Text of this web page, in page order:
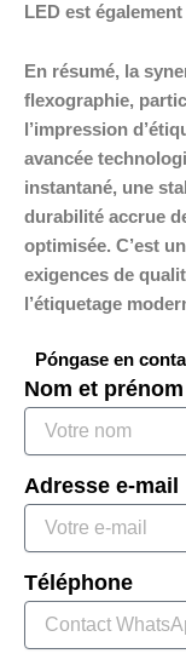
LED est
En résumé, la
flexographie,
l’impression
avancée
instantané, une
durabilité accrue
optimisée. C’est
exigences de
l’étiquetage
Póngase en
Nom et prénom
Adresse e-mail
Téléphone